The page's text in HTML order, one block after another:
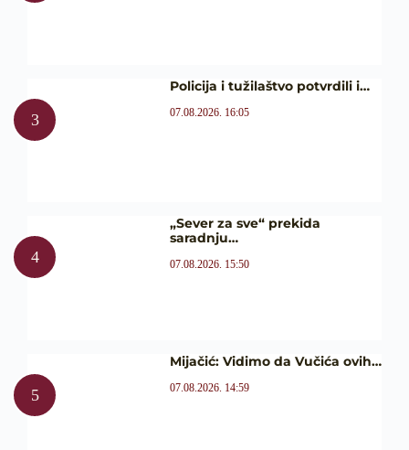
Policija i tužilaštvo potvrdili i…
07.08.2026. 16:05
„Sever za sve“ prekida
saradnju…
07.08.2026. 15:50
Mijačić: Vidimo da Vučića ovih…
07.08.2026. 14:59